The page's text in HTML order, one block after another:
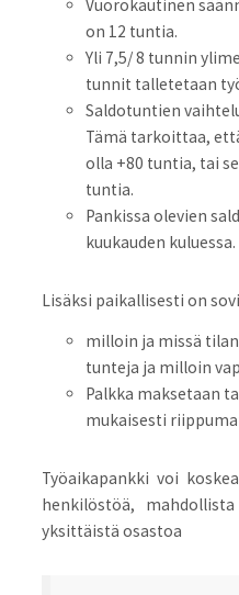
Vuorokautinen
on 12 tuntia.
Yli 7,5/ 8 tunnin
tunnit talletetaan
Saldotuntien
Tämä tarkoittaa,
olla +80 tuntia, tai
tuntia.
Pankissa olevien
kuukauden kuluessa.
Lisäksi paikallisesti on
milloin ja missä
tunteja ja milloin
Palkka maksetaan
mukaisesti
Työaikapankki voi
henkilöstöä,
yksittäistä osastoa